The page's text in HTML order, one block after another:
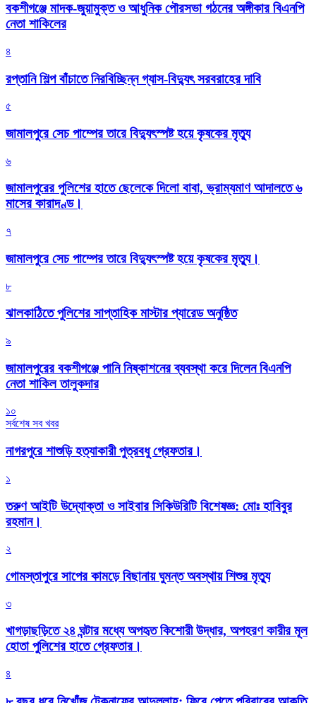
বকশীগঞ্জে মাদক-জুয়ামুক্ত ও আধুনিক পৌরসভা গঠনের অঙ্গীকার বিএনপি
নেতা শাকিলের
৪
রপ্তানি শিল্প বাঁচাতে নিরবিচ্ছিন্ন গ্যাস-বিদ্যুৎ সরবরাহের দাবি
৫
জামালপুরে সেচ পাম্পের তারে বিদ্যুৎস্পষ্ট হয়ে কৃষকের মৃত্যু
৬
জামালপুরের পুলিশের হাতে ছেলেকে দিলো বাবা, ভ্রাম্যমাণ আদালতে ৬
মাসের কারাদণ্ড।
৭
জামালপুরে সেচ পাম্পের তারে বিদ্যুৎস্পষ্ট হয়ে কৃষকের মৃত্যু।
৮
‎ঝালকাঠিতে পুলিশের সাপ্তাহিক মাস্টার প্যারেড অনুষ্ঠিত
৯
জামালপুরের বকশীগঞ্জে পানি নিষ্কাশনের ব্যবস্থা করে দিলেন বিএনপি
নেতা শাকিল তালুকদার
১০
সর্বশেষ সব খবর
নাগরপুরে শাশুড়ি হত্যাকারী পুত্রবধু গ্রেফতার।
১
তরুণ আইটি উদ্যোক্তা ও সাইবার সিকিউরিটি বিশেষজ্ঞ: মোঃ হাবিবুর
রহমান।
২
গোমস্তাপুরে সাপের কামড়ে বিছানায় ঘুমন্ত অবস্থায় শিশুর মৃত্যু
৩
খাগড়াছড়িতে ২৪ ঘন্টার মধ্যে অপহৃত কিশোরী উদ্ধার, অপহরণ কারীর মূল
হোতা পুলিশের হাতে গ্রেফতার।
৪